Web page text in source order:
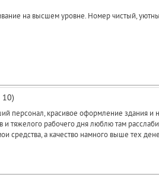
на высшем уровне. Номер чистый,
10)
персонал, красивое оформление здания
рабочего дня люблю там
средства, а качество намного выше тех